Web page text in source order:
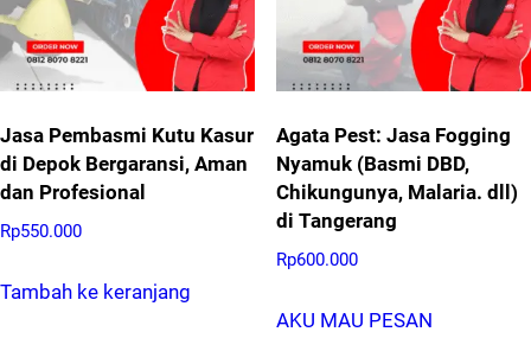
Jasa Pembasmi Kutu Kasur
di Depok Bergaransi, Aman
dan Profesional
Rp550.000
Tambah ke keranjang
Agata Pest: Jasa Fogging
Nyamuk (Basmi DBD,
Chikungunya, Malaria. dll)
di Tangerang
Rp600.000
AKU MAU PESAN